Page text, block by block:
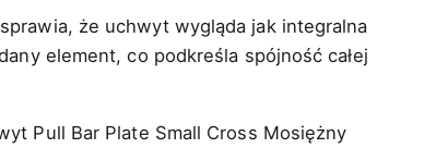
:
o
4
że uchwyt wygląda jak integralna
element, co podkreśla spójność całej
Pull Bar Plate Small Cross Mosiężny